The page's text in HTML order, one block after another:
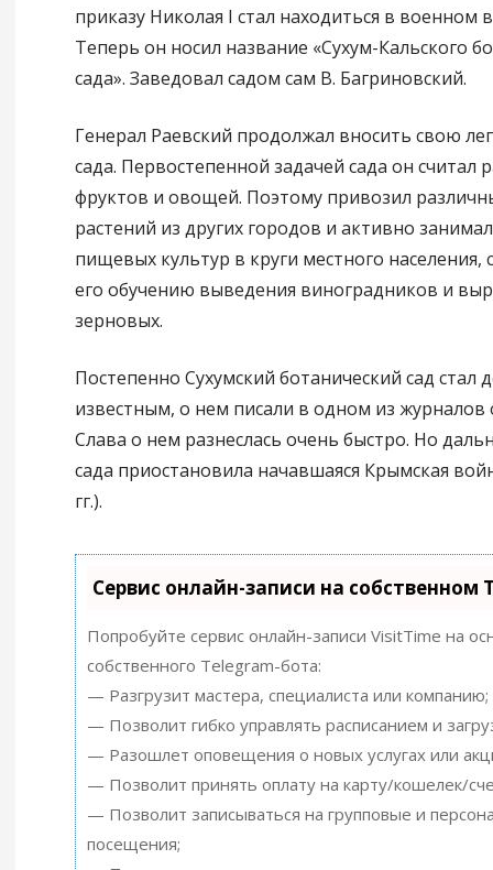
приказу Николая I стал находиться в военном
Теперь он носил название «Сухум-Кальского
сада». Заведовал садом сам В. Багриновский.
Генерал Раевский продолжал вносить свою
сада. Первостепенной задачей сада он считал
фруктов и овощей. Поэтому привозил
растений из других городов и активно
пищевых культур в круги местного населения,
его обучению выведения виноградников и
зерновых.
Постепенно Сухумский ботанический сад стал
известным, о нем писали в одном из журналов
Слава о нем разнеслась очень быстро. Но
сада приостановила начавшаяся Крымская
гг.).
Сервис онлайн-записи на собственном
Попробуйте сервис онлайн-записи VisitTime на
собственного Telegram-бота:
— Разгрузит мастера, специалиста или компанию;
— Позволит гибко управлять расписанием и
— Разошлет оповещения о новых услугах или
— Позволит принять оплату на карту/кошелек/
— Позволит записываться на групповые и
посещения;